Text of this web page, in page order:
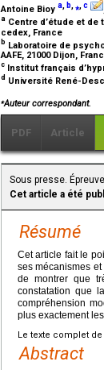
Antoine Bioy a, b,⁎,c
a Centre d’étude et de
cedex, France
b Laboratoire de
AAFE, 21000 Dijon,
c Institut français
d Université René-
⁎Auteur correspondant.
PDF Article
Sous presse.
Cet article a été
Résumé
Cet article fait le
ses mécanismes
de montrer que
constatation que
compréhension
plus exactement
Le texte complet
Abstract